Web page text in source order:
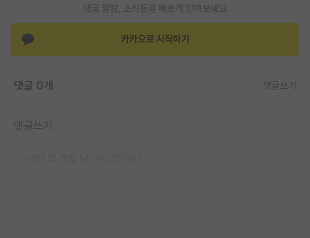
댓글 알람, 소식등을 빠르게 받아보세요
카카오로 시작하기
댓글 0개 댓글쓰기
댓글쓰기